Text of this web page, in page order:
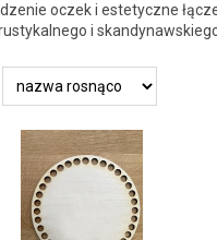
oczek i estetyczne
i